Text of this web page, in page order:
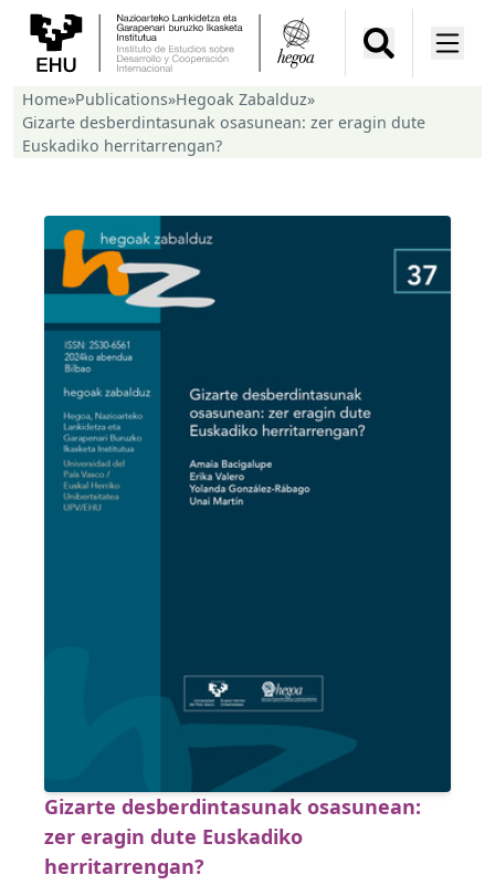
Home»Publications»Hegoak Zabalduz»
Gizarte desberdintasunak osasunean: zer eragin dute
Euskadiko herritarrengan?
Gizarte desberdintasunak osasunean:
zer eragin dute Euskadiko
herritarrengan?